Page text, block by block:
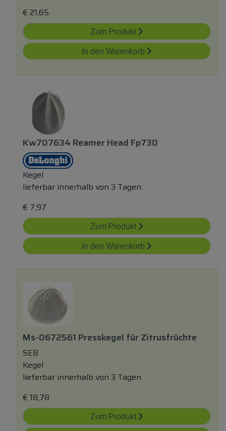
€ 21,65
Zum Produkt
In den Warenkorb
Kw707634 Reamer Head Fp730
Kegel
lieferbar innerhalb von 3 Tagen
€ 7,97
Zum Produkt
In den Warenkorb
Ms-0672561 Presskegel fürZitrusfrüchte
SEB
Kegel
lieferbar innerhalb von 3 Tagen
€ 18,78
Zum Produkt